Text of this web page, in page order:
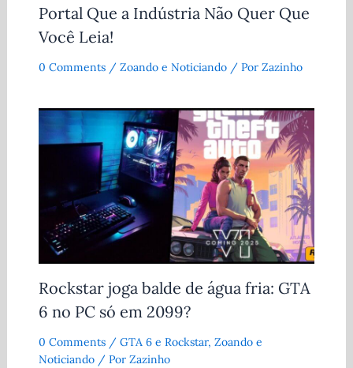
Portal Que a Indústria Não Quer Que
Você Leia!
0 Comments / Zoando e Noticiando/ Por Zazinho
Rockstar joga balde de água fria: GTA
6 no PC só em 2099?
0 Comments / GTA 6 e Rockstar, Zoando e
Noticiando/ Por Zazinho